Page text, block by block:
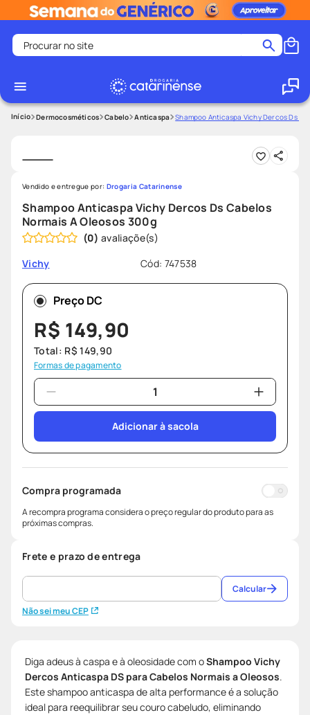
Procurar no site
1
2º
medley
4º
shampoo
5º
tadalafila
6º
lenço umedecido
7º
ozivy
9º
fralda pampers
10
teste gravidez
Dermocosméticos Cabelo Anticaspa Shampoo Anticaspa Vichy Dercos Ds
Shampoo Anticaspa Vichy Dercos Ds Cabelos
Normais A Oleosos 300g
(0)
Vichy
Cód: 747538
Vendido e entregue por: Drogaria Catarinense
Preço DC
R$ 149,90
Total: R$ 149,90
Formas de pagamento
Adicionar à sacola
Compra programada
A recompra programa considera o preço regular do produto para as
próximas compras.
Frete e prazo de entrega
Não sei meu CEP
Calcular
Diga adeus à caspa e à oleosidade com oShampoo Vichy
Dercos Anticaspa DS para Cabelos Normais a Oleosos.
Este shampoo anticaspa de alta performance é a solução
ideal para reequilibrar seu couro cabeludo, eliminando